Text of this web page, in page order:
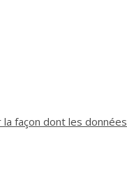
la façon dont les données